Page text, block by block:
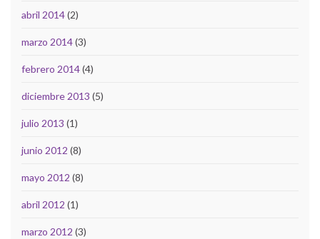
abril 2014(2)
marzo 2014(3)
febrero 2014(4)
diciembre 2013 (5)
julio 2013 (1)
junio 2012 (8)
mayo 2012 (8)
abril 2012 (1)
marzo 2012 (3)